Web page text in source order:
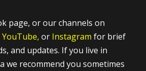
page, or our channels on
YouTube, or Instagram for brief
and updates. If you live in
we recommend you sometimes